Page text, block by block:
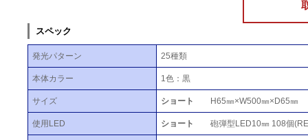
スペック
発光パターン 25種類
本体カラー 1色：黒
サイズ ショート H65㎜×W500㎜×D65㎜
使用LED ショート 砲弾型LED10㎜ 108個